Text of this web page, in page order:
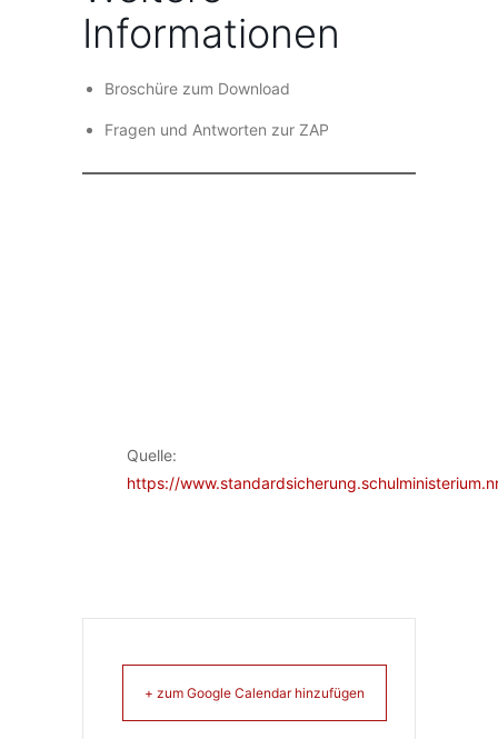
Informationen
Broschüre zum Download
Fragen und Antworten zur ZAP
Quelle:
https://
+ zum Google Calendar hinzufügen